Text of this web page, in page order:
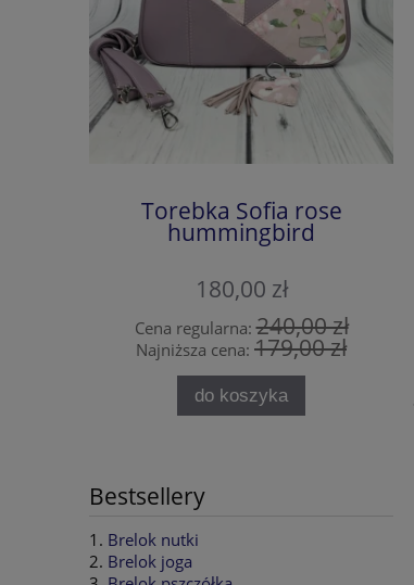
Torebka Sofia rose
hummingbird
180,00 zł
Cena regularna:240,00 zł
Najniższa cena: 179,00 zł
do koszyka
Bestsellery
Brelok nutki
Brelok joga